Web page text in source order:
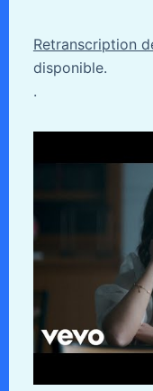
Retranscription
disponible.
.